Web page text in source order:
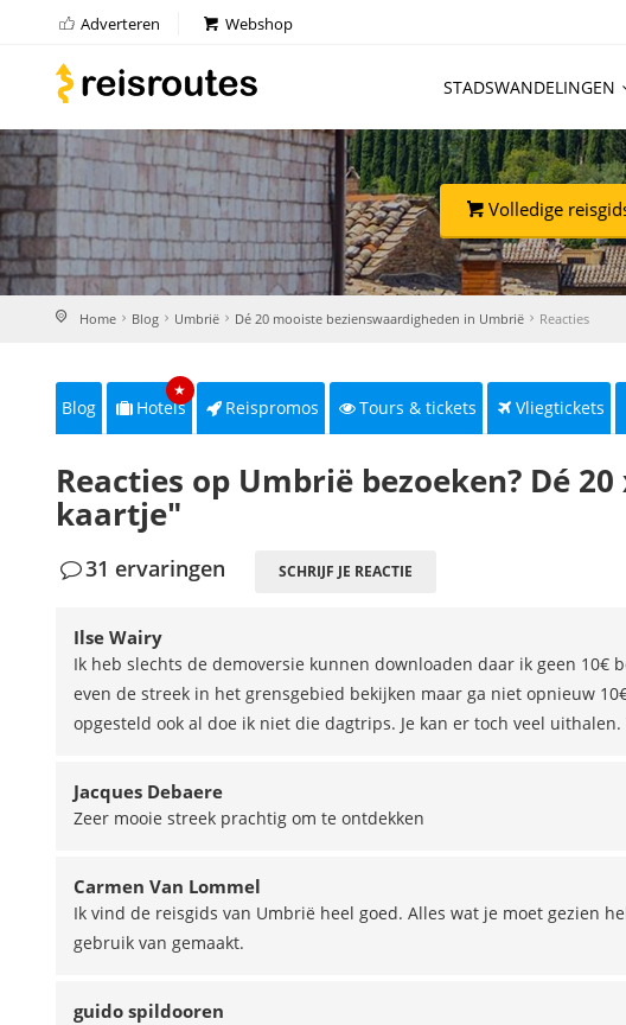
Adverteren Webshop
STADSWANDELINGEN
Volledige
Home Blog Umbrië Dé 20 mooiste bezienswaardigheden in Umbrië Reacties
Blog Hotels
★
Reispromos Tours & tickets Vliegtickets
Reacties op Umbrië bezoeken? Dé
kaartje"
31 ervaringen SCHRIJF JE REACTIE
Ilse Wairy
Ik heb slechts de demoversie kunnen downloaden daar ik geen 10€
even de streek in het grensgebied bekijken maar ga niet opnieuw
opgesteld ook al doe ik niet die dagtrips. Je kan er toch veel uithalen.
Jacques Debaere
Zeer mooie streek prachtig om te ontdekken
Carmen Van Lommel
Ik vind de reisgids van Umbrië heel goed. Alles wat je moet gezien
gebruik van gemaakt.
guido spildooren